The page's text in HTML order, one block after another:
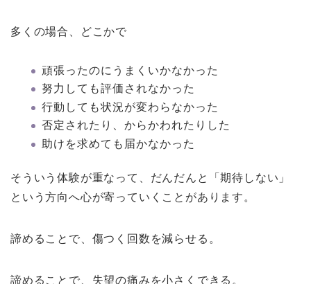
多くの場合、どこかで
頑張ったのにうまくいかなかった
努力しても評価されなかった
行動しても状況が変わらなかった
否定されたり、からかわれたりした
助けを求めても届かなかった
そういう体験が重なって、だんだんと「期待しない」
という方向へ心が寄っていくことがあります。
諦めることで、傷つく回数を減らせる。
諦めることで、失望の痛みを小さくできる。